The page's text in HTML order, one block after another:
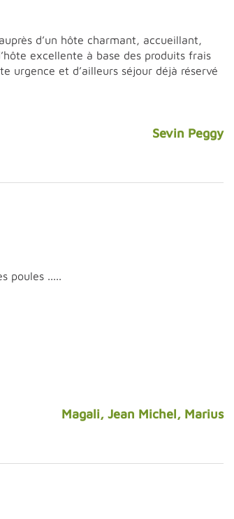
d’un hôte charmant, accueillant,
excellente à base des produits frais
urgence et d’ailleurs séjour déjà réservé
Sevin Peggy
poules .....
Magali, Jean Michel, Marius